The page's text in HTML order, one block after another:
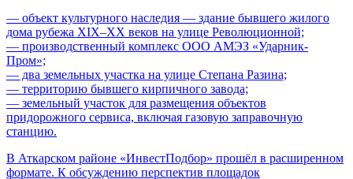
— объект культурного наследия — здание бывшего жилого
дома рубежа XIX–XX веков на улице Революционной;
— производственный комплекс ООО АМЭЗ «Ударник-
Пром»;
— два земельных участка на улице Степана Разина;
— территорию бывшего кирпичного завода;
— земельный участок для размещения объектов
придорожного сервиса, включая газовую заправочную
станцию.
В Аткарском районе «ИнвестПодбор» прошёл в расширенном
формате. К обсуждению перспектив площадок